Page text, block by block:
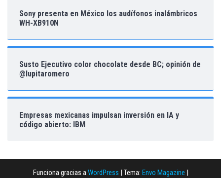
Sony presenta en México los audífonos inalámbricos
WH-XB910N
Susto Ejecutivo color chocolate desde BC; opinión de
@lupitaromero
Empresas mexicanas impulsan inversión en IA y
código abierto: IBM
Funciona gracias aWordPress Tema: Envo Magazine